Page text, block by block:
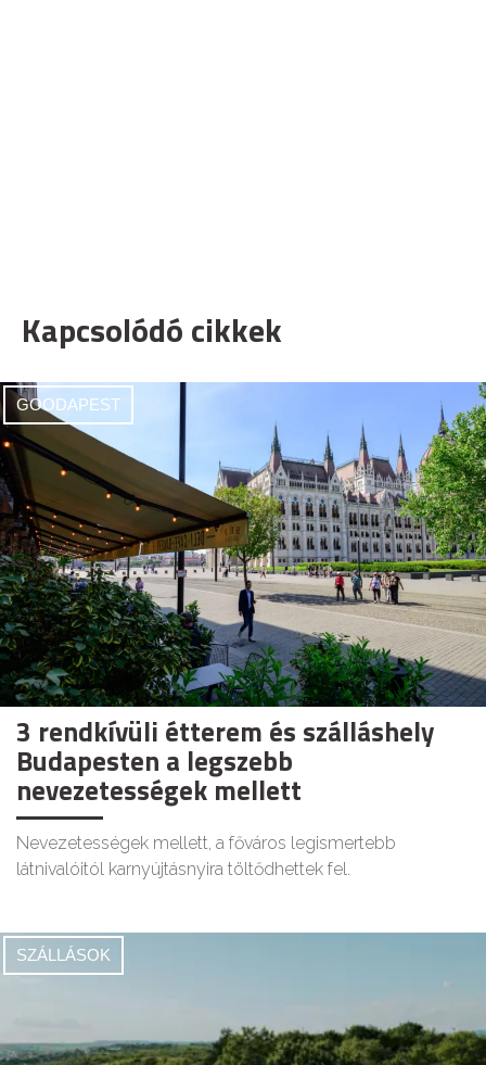
Kapcsolódó cikkek
GOODAPEST
3 rendkívüli étterem és szálláshely
Budapesten a legszebb
nevezetességek mellett
Nevezetességek mellett, a főváros legismertebb
látnivalóitól karnyújtásnyira töltődhettek fel.
SZÁLLÁSOK